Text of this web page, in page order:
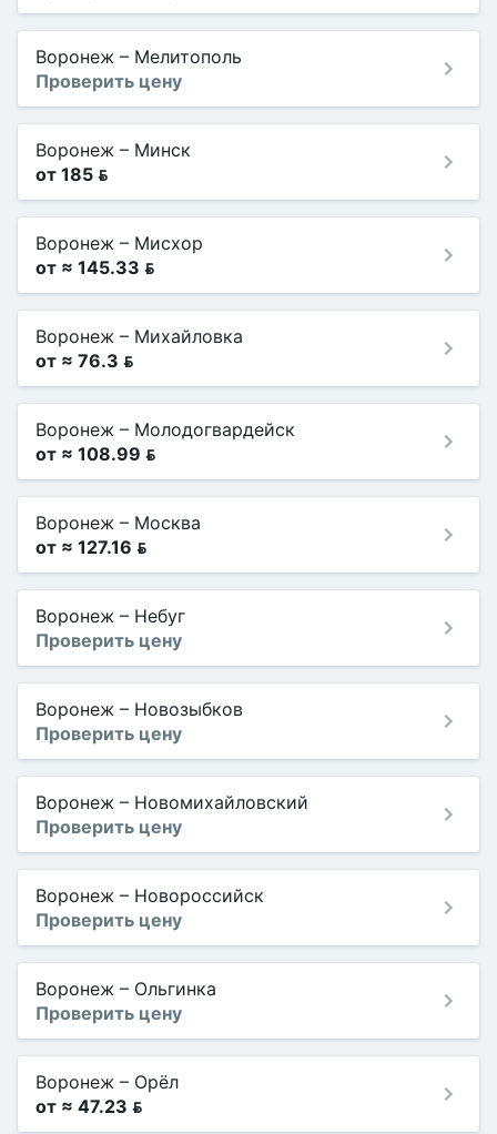
Воронеж – Мелитополь
Проверить цену
Воронеж – Минск
от 185 
Воронеж – Мисхор
от ≈ 145.33 
Воронеж – Михайловка
от ≈ 76.3 
Воронеж – Молодогвардейск
от ≈ 108.99 
Воронеж – Москва
от ≈ 127.16 
Воронеж – Небуг
Проверить цену
Воронеж – Новозыбков
Проверить цену
Воронеж – Новомихайловский
Проверить цену
Воронеж – Новороссийск
Проверить цену
Воронеж – Ольгинка
Проверить цену
Воронеж – Орёл
от ≈ 47.23 